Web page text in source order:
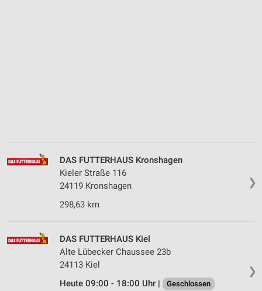
❯
DAS FUTTERHAUS Kronshagen
Kieler Straße 116
24119 Kronshagen
298,63 km
❯
DAS FUTTERHAUS Kiel
Alte Lübecker Chaussee 23b
24113 Kiel
Heute 09:00 - 18:00 Uhr |
Geschlossen